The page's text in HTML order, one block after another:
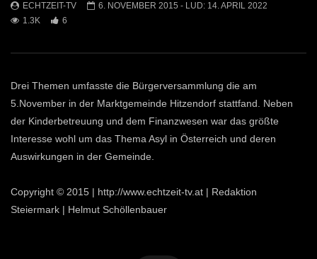
„Spirituelle Reise“ Vocalensemble
ECHTZEIT-TV
18. NOVEMBER 2024
ECHTZEIT-TV
12.
ECHTZEIT-TV 6. NOVEMBER 2015 - LUD: 14. APRIL 2022
1.3K
6
Drei Themen umfasste die Bürgerversammlung die am
5.November in der Marktgemeinde Hitzendorf stattfand. Neben
der Kinderbetreuung und dem Finanzwesen war das größte
Interesse wohl um das Thema Asyl in Österreich und deren
Auswirkungen in der Gemeinde.
Copyright © 2015 | http://www.echtzeit-tv.at | Redaktion
Steiermark | Helmut Schöllenbauer